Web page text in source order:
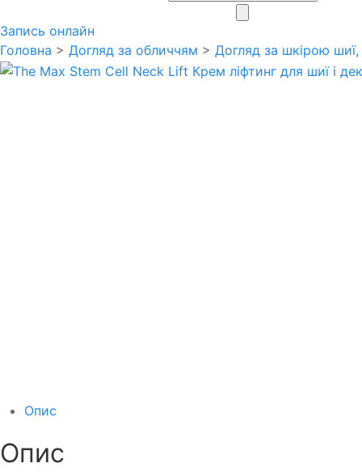
Запись онлайн
Головна > Догляд за обличчям > Догляд за шкірою шиї,
Опис
Опис